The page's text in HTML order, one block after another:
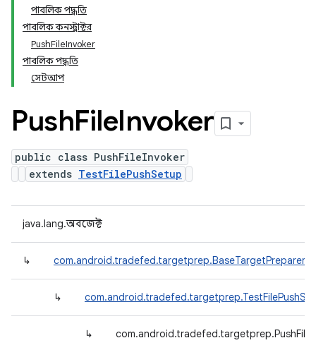
পাবলিক পদ্ধতি
পাবলিক কনস্ট্রাক্টর
PushFileInvoker
পাবলিক পদ্ধতি
সেটআপ
PushFileInvoker
public class PushFileInvoker
extends TestFilePushSetup
java.lang.অবজেক্ট
↳ com.android.tradefed.targetprep.BaseTargetPreparer
↳
↳